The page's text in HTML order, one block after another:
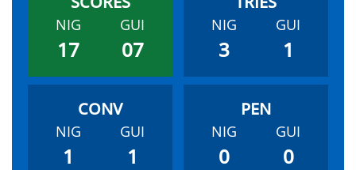
NIG GUI
17 07
NIG GUI
3 1
NIG GUI
1 1
NIG GUI
0 0